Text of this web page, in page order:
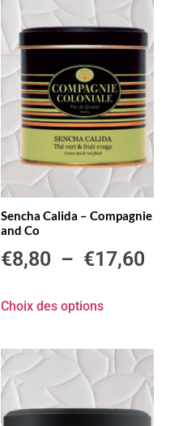
Sencha Calida – Compagnie
and Co
€8,80 – €17,60
Choix des options